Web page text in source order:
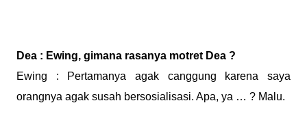
Dea : Ewing, gimana rasanya motret Dea ?
Ewing : Pertamanya agak canggung karena saya
orangnya agak susah bersosialisasi. Apa, ya … ? Malu.